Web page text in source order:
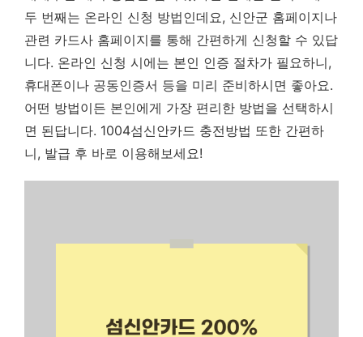
두 번째는 온라인 신청 방법인데요, 신안군 홈페이지나
관련 카드사 홈페이지를 통해 간편하게 신청할 수 있답
니다. 온라인 신청 시에는 본인 인증 절차가 필요하니,
휴대폰이나 공동인증서 등을 미리 준비하시면 좋아요.
어떤 방법이든 본인에게 가장 편리한 방법을 선택하시
면 된답니다. 1004섬신안카드 충전방법 또한 간편하
니, 발급 후 바로 이용해보세요!